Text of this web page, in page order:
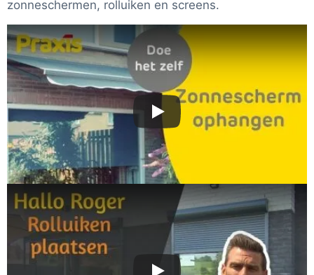
zonneschermen, rolluiken en screens.